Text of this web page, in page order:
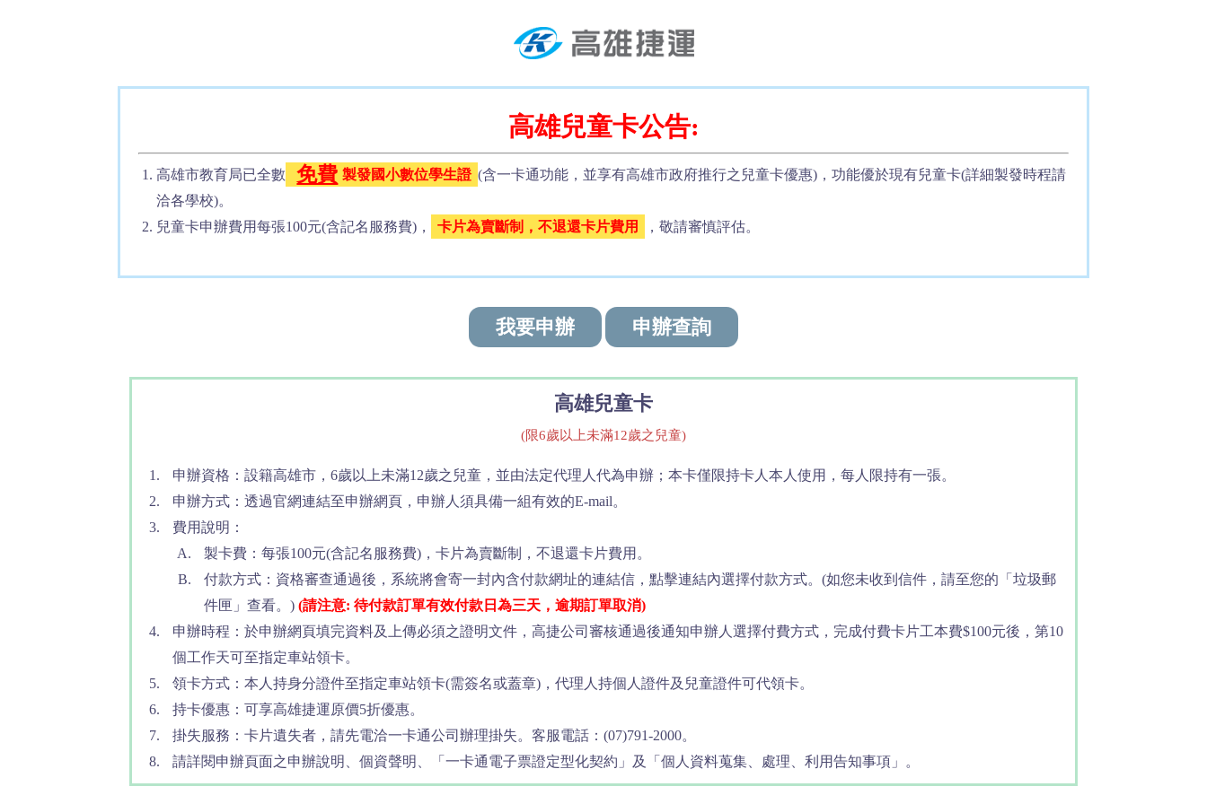
高雄兒童卡公告:
高雄市教育局已全數 免費 製發國小數位學生證 (含一卡通功能，並享有高雄市政府推行之兒童卡優惠)，功能優於現有兒童卡(詳細製發時程請
洽各學校)。
兒童卡申辦費用每張100元(含記名服務費)，
卡片為賣斷制，不退還卡片費用 ，敬請審慎評估。
我要申辦 申辦查詢
高雄兒童卡
(限6歲以上未滿12歲之兒童)
申辦資格：設籍高雄市，6歲以上未滿12歲之兒童，並由法定代理人代為申辦；本卡僅限持卡人本人使用，每人限持有一張。
申辦方式：透過官網連結至申辦網頁，申辦人須具備一組有效的E-mail。
費用說明：
製卡費：每張100元(含記名服務費)，卡片為賣斷制，不退還卡片費用。
付款方式：資格審查通過後，系統將會寄一封內含付款網址的連結信，點擊連結內選擇付款方式。(如您未收到信件，請至您的「垃圾郵
件匣」查看。)(請注意: 待付款訂單有效付款日為三天，逾期訂單取消)
申辦時程：於申辦網頁填完資料及上傳必須之證明文件，高捷公司審核通過後通知申辦人選擇付費方式，完成付費卡片工本費$100元後，第10
個工作天可至指定車站領卡。
領卡方式：本人持身分證件至指定車站領卡(需簽名或蓋章)，代理人持個人證件及兒童證件可代領卡。
持卡優惠：可享高雄捷運原價5折優惠。
掛失服務：卡片遺失者，請先電洽一卡通公司辦理掛失。客服電話：(07)791-2000。
請詳閱申辦頁面之申辦說明、個資聲明、「一卡通電子票證定型化契約」及「個人資料蒐集、處理、利用告知事項」。